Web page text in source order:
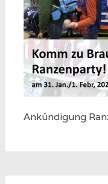
Ankündigung